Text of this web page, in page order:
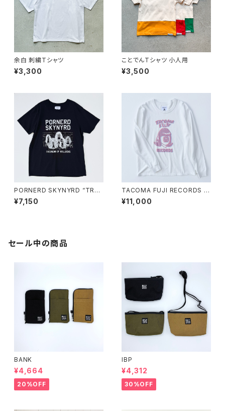
余白 刺繍Tシャツ
¥3,300
ことでんTシャツ 小人用
¥3,500
PORNERD SKYNYRD “TRO
OPERS OF BOLLOCKS” Tシ
ャツ
¥7,150
TACOMA FUJI RECORDS L
OGO LS ’25 ロングスリーブシ
ャツ
¥11,000
セール中の商品
BANK
¥4,664
20%OFF
IBP
¥4,312
30%OFF